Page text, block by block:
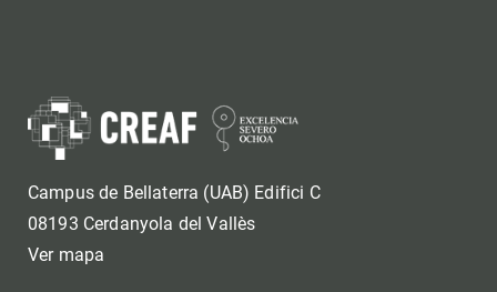
Campus de Bellaterra (UAB) Edifici C
08193 Cerdanyola del Vallès
Ver mapa